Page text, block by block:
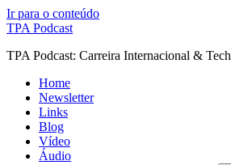
Ir para o conteúdo
TPA Podcast
TPA Podcast: Carreira Internacional & Tech
Home
Newsletter
Links
Blog
Vídeo
Áudio